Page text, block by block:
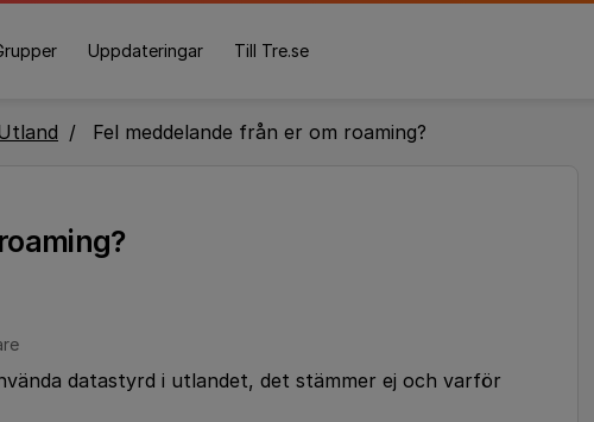
Uppdateringar Till Tre.se
Fel meddelande från er om roaming?
datastyrd i utlandet, det stämmer ej och varför